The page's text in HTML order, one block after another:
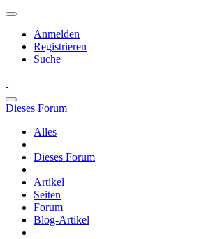
Anmelden
Registrieren
Suche
Dieses Forum
Alles
Dieses Forum
Artikel
Seiten
Forum
Blog-Artikel